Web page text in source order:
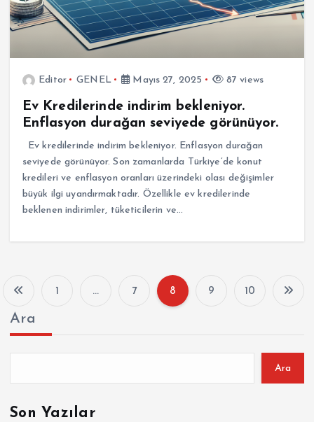
Editor GENEL Mayıs 27, 2025 87 views
Ev Kredilerinde indirim bekleniyor.
Enflasyon durağan seviyede görünüyor.
Ev kredilerinde indirim bekleniyor. Enflasyon durağan
seviyede görünüyor. Son zamanlarda Türkiye’de konut
kredileri ve enflasyon oranları üzerindeki olası değişimler
büyük ilgi uyandırmaktadır. Özellikle ev kredilerinde
beklenen indirimler, tüketicilerin ve…
Y
z
1 … 7 8 9 10
Ara
Ara
Son Yazılar